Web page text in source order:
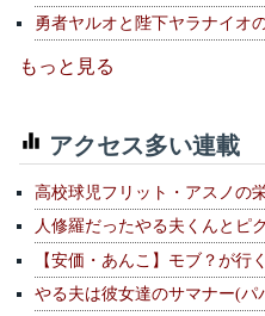
勇者ヤルオと陛下ヤラナイオ
もっと見る
アクセス多い連載
高校球児フリット・アスノの
人修羅だったやる夫くんとピ
【安価・あんこ】モブ？が行
やる夫は彼女達のサマナー(パ